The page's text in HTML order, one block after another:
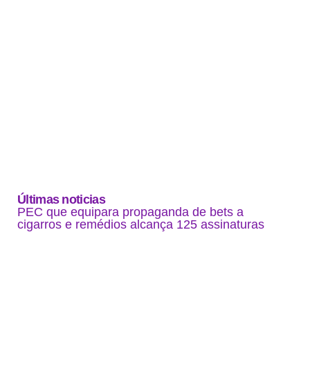
Últimas noticias
PEC que equipara propaganda de bets a
cigarros e remédios alcança 125 assinaturas